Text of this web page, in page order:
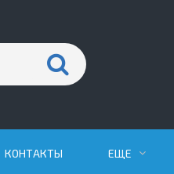
КОНТАКТЫ ЕЩЕ